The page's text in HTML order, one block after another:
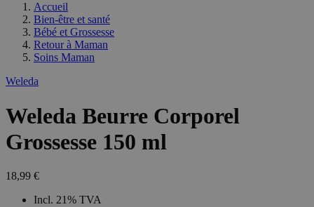
Accueil
Bien-être et santé
Bébé et Grossesse
Retour à Maman
Soins Maman
Weleda
Weleda Beurre Corporel
Grossesse 150 ml
18,99 €
Incl. 21% TVA